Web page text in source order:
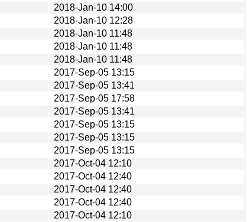
2018-Jan-10 14:00
2018-Jan-10 12:28
2018-Jan-10 11:48
2018-Jan-10 11:48
2018-Jan-10 11:48
2017-Sep-05 13:15
2017-Sep-05 13:41
2017-Sep-05 17:58
2017-Sep-05 13:41
2017-Sep-05 13:15
2017-Sep-05 13:15
2017-Sep-05 13:15
2017-Oct-04 12:10
2017-Oct-04 12:40
2017-Oct-04 12:40
2017-Oct-04 12:40
2017-Oct-04 12:10